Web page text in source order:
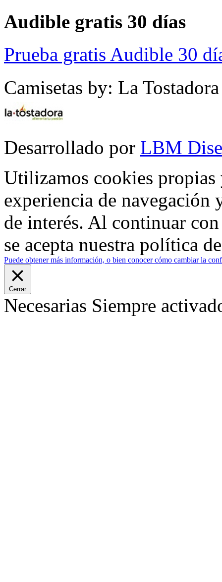
Audible gratis 30 días
Prueba gratis Audible 30
Camisetas by: La Tostadora
Desarrollado por LBM
Utilizamos cookies propias
experiencia de
de interés. Al continuar
se acepta nuestra política
Puede obtener más información, o bien conocer cómo cambiar la
Cerrar
Necesarias Siempre